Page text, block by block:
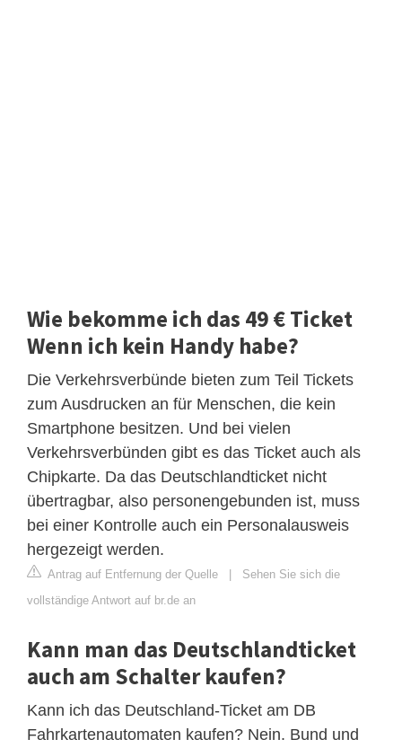
Wie bekomme ich das 49 € Ticket
Wenn ich kein Handy habe?
Die Verkehrsverbünde bieten zum Teil Tickets
zum Ausdrucken an für Menschen, die kein
Smartphone besitzen. Und bei vielen
Verkehrsverbünden gibt es das Ticket auch als
Chipkarte. Da das Deutschlandticket nicht
übertragbar, also personengebunden ist, muss
bei einer Kontrolle auch ein Personalausweis
hergezeigt werden.
Antrag auf Entfernung der Quelle | Sehen Sie sich die
vollständige Antwort auf br.de an
Kann man das Deutschlandticket
auch am Schalter kaufen?
Kann ich das Deutschland-Ticket am DB
Fahrkartenautomaten kaufen? Nein. Bund und